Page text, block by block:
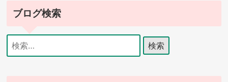
ブログ検索
検
索: